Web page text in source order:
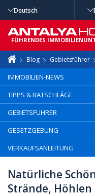
Blog Gebietsführer
IMMOBILIEN-NEWS
TIPPS & RATSCHLÄGE
GEBIETSFÜHRER
GESETZGEBUNG
VERKAUFSANLEITUNG
Natürliche
Strände,
Deutsch
FÜHRENDES
ERWEITERTE
SUCHE